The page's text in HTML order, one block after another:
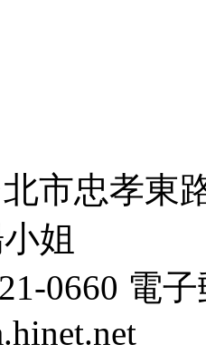
市忠孝東
姐
0660 電